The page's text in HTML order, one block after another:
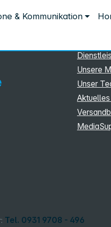
Tel. 0931 9708 - 496
& Kommunikation
Unsere
Unser